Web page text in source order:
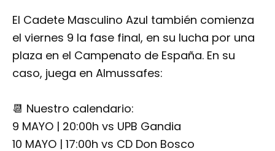
El Cadete Masculino Azul también comienza
el viernes 9 la fase final, en su lucha por una
plaza en el Campenato de España. En su
caso, juega en Almussafes:
📆 Nuestro calendario:
9 MAYO | 20:00h vs UPB Gandia
10 MAYO | 17:00h vs CD Don Bosco